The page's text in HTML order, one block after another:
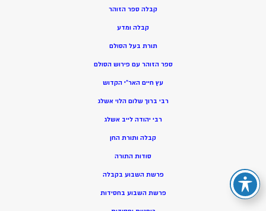
קבלה ספר הזוהר
קבלה ומדע
תורת בעל הסולם
ספר הזוהר עם פירוש הסולם
עץ חיים האר”י הקדוש
רבי ברוך שלום הלוי אשלג
רבי יהודה לייב אשלג
קבלה ותורת החן
סודות התורה
פרשת השבוע בקבלה
פרשת השבוע בחסידות